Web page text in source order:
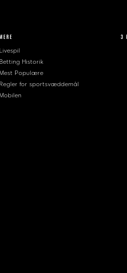
Livespil
Betting Historik
Mest Populære
Regler for sportsvæddemål
Mobilen
3